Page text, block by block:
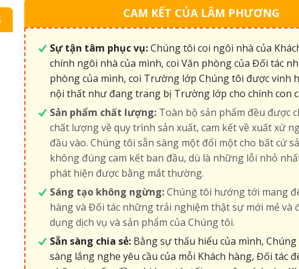
CAM KẾT CỦA LÂM PHƯƠNG
Sự tận tâm phục vụ:Chúng tôi coi ngôi nhà của
chính ngôi nhà của mình, coi Văn phòng của Đối tác
phòng của mình, coi Trường lớp Chúng tôi được vinh
nội thất như đang trang bị Trường lớp cho chính con
Sản phẩm chất lượng: Toàn bộ sản phẩm đều được
chất lượng về quy trình sản xuất, cam kết về xuất xứ
đầu vào. Chúng tôi sẵn sàng một đổi một cho bất cứ
không đúng cam kết ban đầu, dù là những lỗi nhỏ
phát hiện được bằng mắt thường.
Sáng tạo không ngừng:Chúng tôi hướng tới mang
hàng và Đối tác những trải nghiệm thật sự mới mẻ và
dụng dịch vụ và sản phẩm của Chúng tôi.
Sẵn sàng chia sẻ: Bằng sự thấu hiểu của mình,
sàng lắng nghe yêu cầu của mỗi Khách hàng, Đối tác